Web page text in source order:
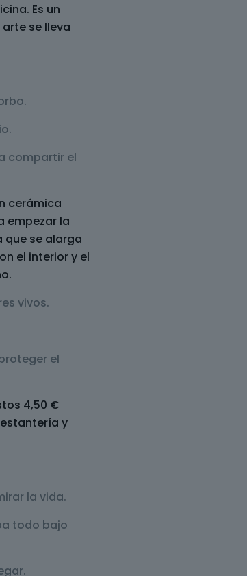
Es un
se lleva
compartir el
cerámica
empezar la
que se alarga
el interior y el
vivos.
el
4,50 €
y
la vida.
todo bajo